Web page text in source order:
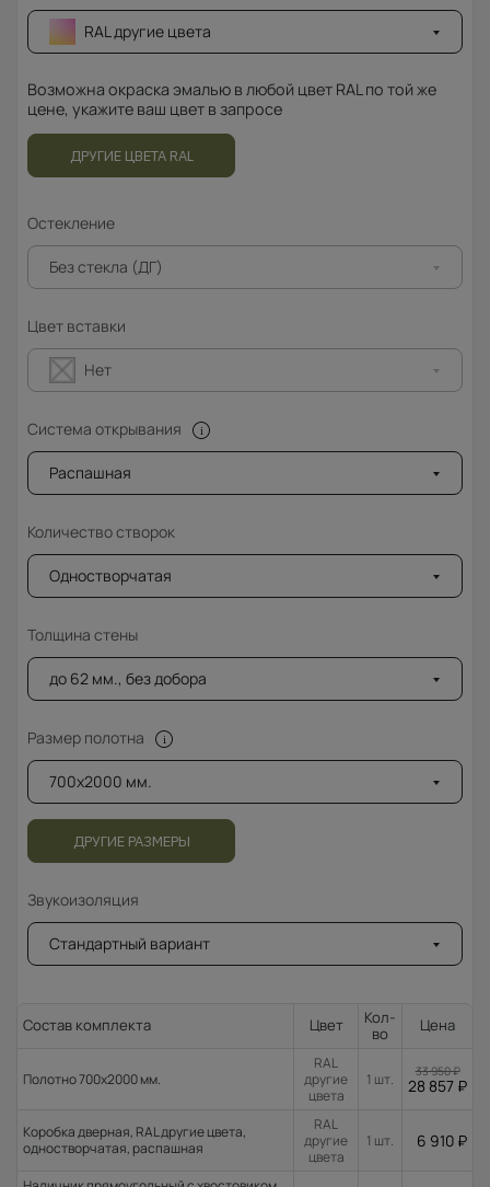
RAL другие цвета
Возможна окраска эмалью в любой цвет RAL по той же
цене, укажите ваш цвет в запросе
ДРУГИЕ ЦВЕТА RAL
Остекление
Без стекла (ДГ)
Цвет вставки
Нет
Система открывания
Распашная
Количество створок
Одностворчатая
Толщина стены
до 62 мм., без добора
Размер полотна
700x2000 мм.
ДРУГИЕ РАЗМЕРЫ
Звукоизоляция
Стандартный вариант
Состав комплекта Цвет
Кол-
во
Цена
Полотно 700x2000 мм.
RAL
другие
цвета
1 шт. 33 950₽
28 857 ₽
Коробка дверная, RAL другие цвета,
одностворчатая, распашная
RAL
другие
цвета
1 шт. 6 910 ₽